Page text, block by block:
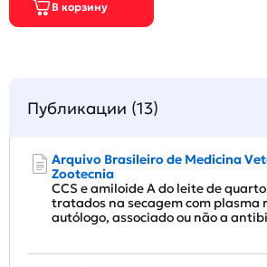
Публикации (13)
Arquivo Brasileiro de Medicina
Zootecnia
CCS e amiloide A do leite de
tratados na secagem com plasma
autólogo, associado ou não a